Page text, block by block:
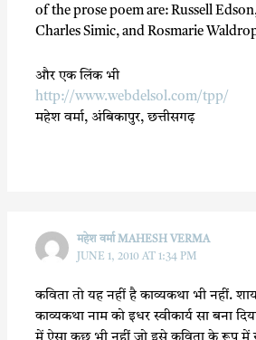
of the prose poem are: Russell
Charles Simic, and Rosmarie
और एक लिंक भी
http://www.webdelsol.com/tpp/
महेश वर्मा, अंबिकापुर, छत्तीसगढ़
महेश वर्मा MAHESH VERMA
JUNE 1, 2010 AT 1:34 PM
कविता तो यह नहीं है काव्यकथा भी नहीं.
काव्यकथा नाम को इधर स्वीकार्य सा बना